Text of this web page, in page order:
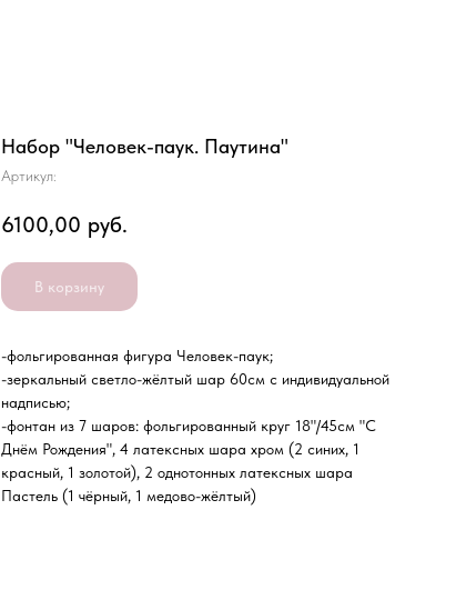
Набор "Человек-паук. Паутина"
Артикул:
6100,00 руб.
В корзину
-фольгированная фигура Человек-паук;
-зеркальный светло-жёлтый шар 60см с индивидуальной
надписью;
-фонтан из 7 шаров: фольгированный круг 18"/45см "С
Днём Рождения", 4 латексных шара хром (2 синих, 1
красный, 1 золотой), 2 однотонных латексных шара
Пастель (1 чёрный, 1 медово-жёлтый)